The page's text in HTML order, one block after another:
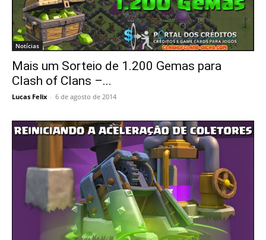
Notícias
Mais um Sorteio de 1.200 Gemas para
Clash of Clans –...
Lucas Felix - 6 de agosto de 2014